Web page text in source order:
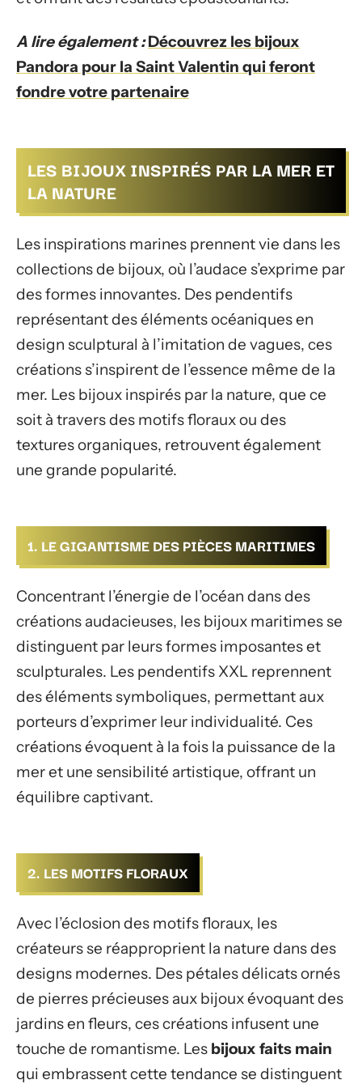
A lire également : Découvrez les bijoux
Pandora pour la Saint Valentin qui feront
fondre votre partenaire
LES BIJOUX INSPIRÉS PAR LA MER ET
LA NATURE
Les inspirations marines prennent vie dans les
collections de bijoux, où l’audace s’exprime par
des formes innovantes. Des pendentifs
représentant des éléments océaniques en
design sculptural à l’imitation de vagues, ces
créations s’inspirent de l’essence même de la
mer. Les bijoux inspirés par la nature, que ce
soit à travers des motifs floraux ou des
textures organiques, retrouvent également
une grande popularité.
1. LE GIGANTISME DES PIÈCES MARITIMES
Concentrant l’énergie de l’océan dans des
créations audacieuses, les bijoux maritimes se
distinguent par leurs formes imposantes et
sculpturales. Les pendentifs XXL reprennent
des éléments symboliques, permettant aux
porteurs d’exprimer leur individualité. Ces
créations évoquent à la fois la puissance de la
mer et une sensibilité artistique, offrant un
équilibre captivant.
2. LES MOTIFS FLORAUX
Avec l’éclosion des motifs floraux, les
créateurs se réapproprient la nature dans des
designs modernes. Des pétales délicats ornés
de pierres précieuses aux bijoux évoquant des
jardins en fleurs, ces créations infusent une
touche de romantisme. Les bijoux faits main
qui embrassent cette tendance se distinguent